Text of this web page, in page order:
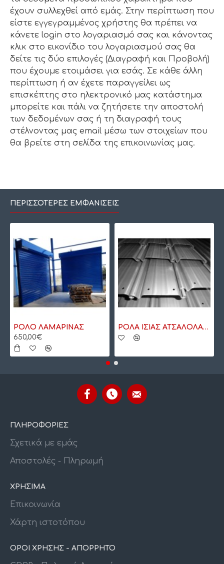
έχουν συλλεχθεί από εμάς. Στην περίπτωση που
είστε εγγεγραμμένος χρήστης θα πρέπει να
κάνετε login στο λογαριασμό σας και κάνοντας
κλικ στο εικονίδιο του λογαριασμού σας θα
δείτε τις δύο επιλογές (Διαγραφή και Προβολή)
που έχουμε ετοιμάσει για εσάς. Σε κάθε άλλη
περίπτωση ή αν έχετε παραγγείλει ως
επισκέπτης στο ηλεκτρονικό μας κατάστημα
μπορείτε και πάλι να ζητήσετε την αποστολή
των δεδομένων σας ή τη διαγραφή τους
στέλνοντας μας email μέσω των στοιχείων που
θα βρείτε στη σελίδα της επικοινωνίας μας.
ΠΕΡΙΣΣΌΤΕΡΕΣ ΕΜΦΑΝΊΣΕΙΣ
ΡΟΛΟ ΛΑΜΑΡΙΝΑΣ
650,00€
ΡΟΛΑ ΙΣΙΑΣ ΑΤΣΑΛΟΛΑΜΑΡΙΝΑΣ
ΠΛΗΡΟΦΟΡΙΕΣ
Σχετικά με εμάς
Αποστολές - Πληρωμή
ΧΡΗΣΙΜΑ
Επικοινωνία
Χάρτη ιστοτόπου
ΟΡΟΙ ΧΡΗΣΗΣ - ΑΠΟΡΡΗΤΟ